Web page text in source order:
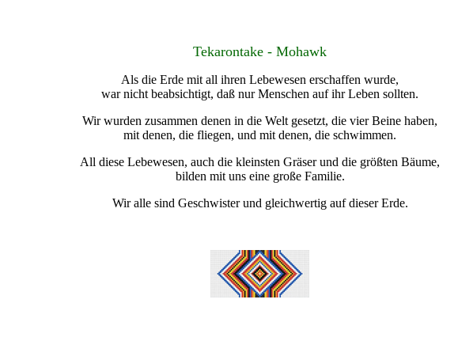
Tekarontake - Mohawk
Als die Erde mit all ihren Lebewesen erschaffen wurde,
war nicht beabsichtigt, daß nur Menschen auf ihr Leben sollten.
Wir wurden zusammen denen in die Welt gesetzt, die vier Beine haben,
mit denen, die fliegen, und mit denen, die schwimmen.
All diese Lebewesen, auch die kleinsten Gräser und die größten Bäume,
bilden mit uns eine große Familie.
Wir alle sind Geschwister und gleichwertig auf dieser Erde.